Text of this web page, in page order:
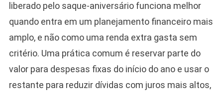
liberado pelo saque-aniversário funciona melhor
quando entra em um planejamento financeiro mais
amplo, e não como uma renda extra gasta sem
critério. Uma prática comum é reservar parte do
valor para despesas fixas do início do ano e usar o
restante para reduzir dívidas com juros mais altos,